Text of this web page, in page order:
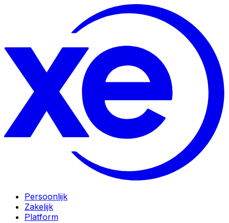
Persoonlijk
Zakelijk
Platform